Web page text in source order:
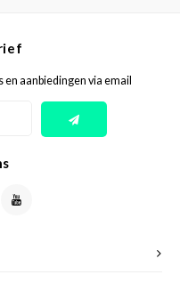
aanbiedingen via email